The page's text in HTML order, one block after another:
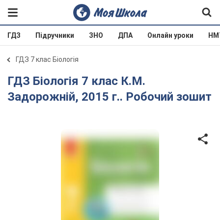
ГДЗ Підручники ЗНО ДПА Онлайн уроки
ГДЗ 7 клас Біологія
ГДЗ Біологія 7 клас К.М.
Задорожній, 2015 г.. Робочий зошит